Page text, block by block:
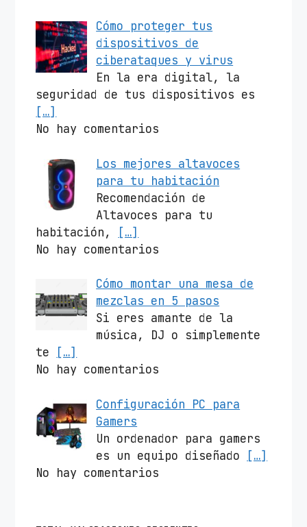
Cómo proteger tus
dispositivos de
ciberataques y virus
En la era digital, la
seguridad de tus dispositivos es
[…]
No hay comentarios
Los mejores altavoces
para tu habitación
Recomendación de
Altavoces para tu
habitación,
[…]
No hay comentarios
Cómo montar una mesa de
mezclas en 5 pasos
Si eres amante de la
música, DJ o simplemente
te
[…]
No hay comentarios
Configuración PC para
Gamers
Un ordenador para gamers
es un equipo diseñado
[…]
No hay comentarios